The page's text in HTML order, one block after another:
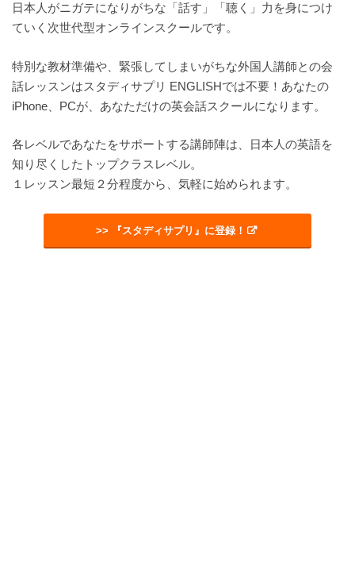
日本人がニガテになりがちな「話す」「聴く」力を身につけ
ていく次世代型オンラインスクールです。
特別な教材準備や、緊張してしまいがちな外国人講師との会
話レッスンはスタディサプリ ENGLISHでは不要！あなたの
iPhone、PCが、あなただけの英会話スクールになります。
各レベルであなたをサポートする講師陣は、日本人の英語を
知り尽くしたトップクラスレベル。
１レッスン最短２分程度から、気軽に始められます。
>> 『スタディサプリ』に登録！